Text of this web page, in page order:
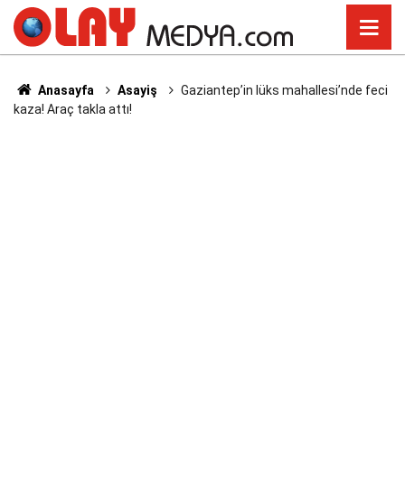
Anasayfa Asayiş
Gaziantep’in lüks mahallesi’nde feci
kaza! Araç takla attı!